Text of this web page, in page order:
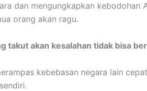
dan mengungkapkan kebodohan
orang akan ragu.
takut akan kesalahan tidak bisa
kebebasan negara lain